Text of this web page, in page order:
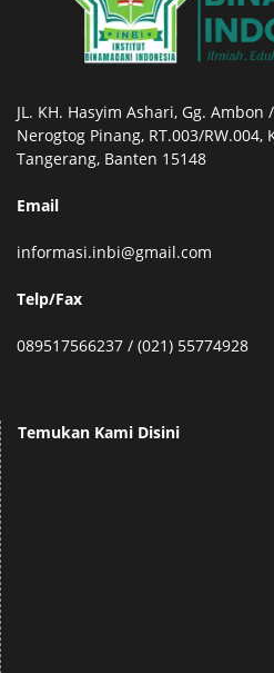
JL. KH. Hasyim Ashari, Gg. Ambon
Nerogtog Pinang, RT.003/RW.004,
Tangerang, Banten 15148
Email
informasi.inbi@gmail.com
Telp/Fax
089517566237 / (021) 55774928
Temukan Kami Disini